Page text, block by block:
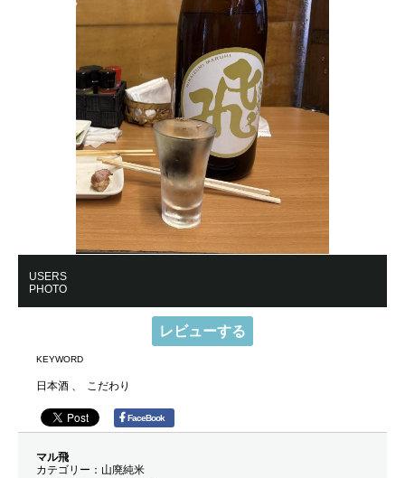
USERS
PHOTO
レビューする
KEYWORD
日本酒 こだわり
FaceBook
マル飛
カテゴリー
山廃純米